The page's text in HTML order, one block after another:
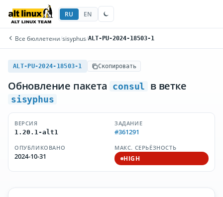
RU EN
Все бюллетени/sisyphus/ALT-PU-2024-18503-1
ALT-PU-2024-18503-1 Скопировать
Обновление пакета consul в ветке
sisyphus
ВЕРСИЯ
1.20.1-alt1
ЗАДАНИЕ
#361291
ОПУБЛИКОВАНО
2024-10-31
МАКС. СЕРЬЁЗНОСТЬ
HIGH